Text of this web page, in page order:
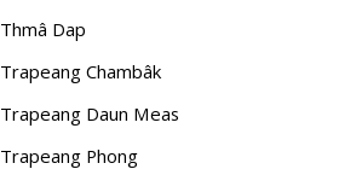
Thmâ Dap
Trapeang Chambâk
Trapeang Daun Meas
Trapeang Phong